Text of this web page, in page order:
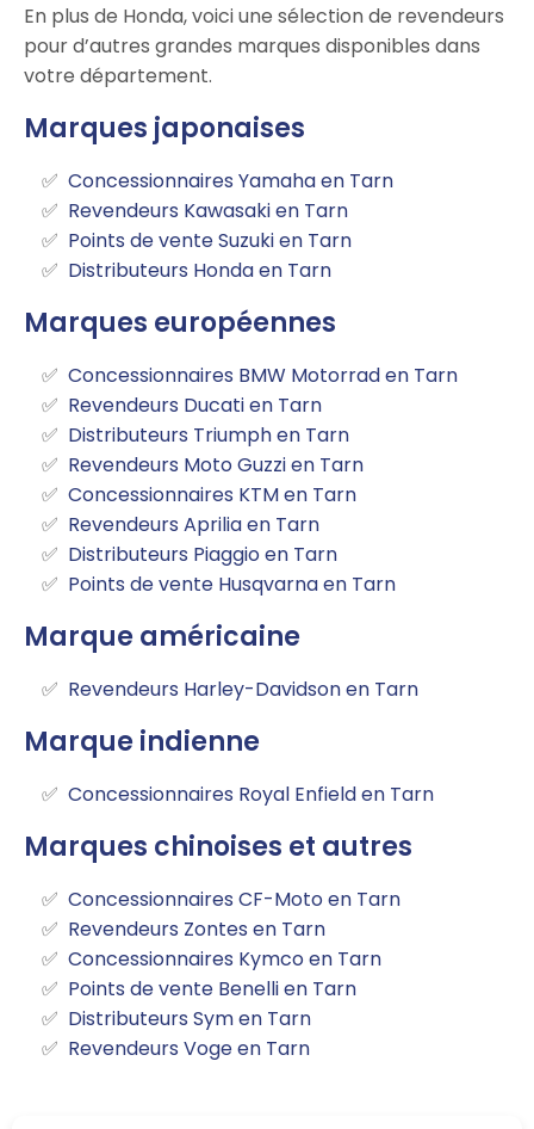
En plus de Honda, voici une sélection de revendeurs
pour d’autres grandes marques disponibles dans
votre département.
Marques japonaises
Concessionnaires Yamaha en Tarn
Revendeurs Kawasaki en Tarn
Points de vente Suzuki en Tarn
Distributeurs Honda en Tarn
Marques européennes
Concessionnaires BMW Motorrad en Tarn
Revendeurs Ducati en Tarn
Distributeurs Triumph en Tarn
Revendeurs Moto Guzzi en Tarn
Concessionnaires KTM en Tarn
Revendeurs Aprilia en Tarn
Distributeurs Piaggio en Tarn
Points de vente Husqvarna en Tarn
Marque américaine
Revendeurs Harley-Davidson en Tarn
Marque indienne
Concessionnaires Royal Enfield en Tarn
Marques chinoises et autres
Concessionnaires CF-Moto en Tarn
Revendeurs Zontes en Tarn
Concessionnaires Kymco en Tarn
Points de vente Benelli en Tarn
Distributeurs Sym en Tarn
Revendeurs Voge en Tarn